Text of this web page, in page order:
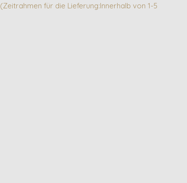
(Zeitrahmen für die Lieferung:Innerhalb von 1-5